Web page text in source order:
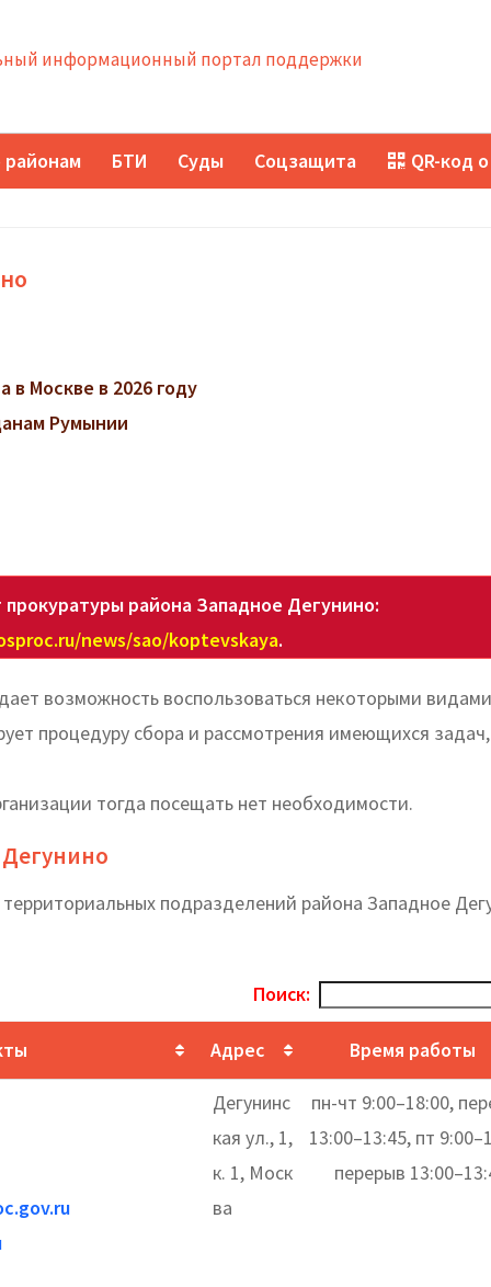
информационный портал поддержки
БТИ Суды Соцзащита QR-код
Москве в 2026 году
Румынии
района Западное Дегунино:
news/sao/koptevskaya.
возможность воспользоваться некоторыми видами
процедуру сбора и рассмотрения имеющихся
тогда посещать нет необходимости.
подразделений района Западное
Поиск:
Адрес Время работы
Дегунинс
кая ул., 1,
к. 1, Моск
ва
пн-чт 9:00–18:00,
13:00–13:45, пт
перерыв